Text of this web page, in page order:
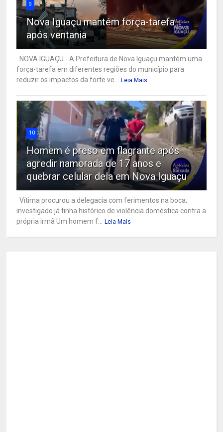
9
Nova Iguaçu mantém força-tarefa
após ventania
NOVA IGUAÇU - A Prefeitura de Nova Iguaçu mantém uma
força-tarefa em diferentes regiões do município para
reduzir os impactos da forte ve... Leia Mais
10
Homem é preso em flagrante após
agredir namorada de 17 anos e
quebrar celular dela em Nova Iguaçu
Vítima procurou a delegacia com ferimentos na boca;
investigado já tinha histórico de violência doméstica contra a
própria irmã Um homem f... Leia Mais